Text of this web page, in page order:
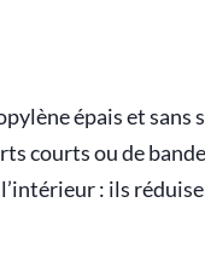
épais et
courts ou de
: ils